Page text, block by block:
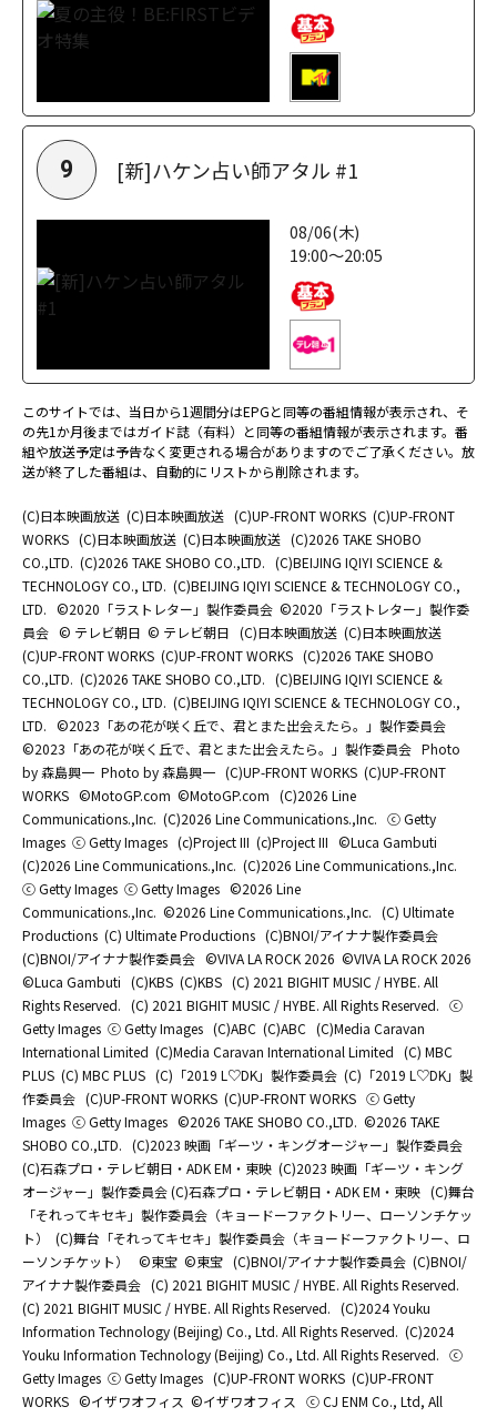
9 [新]ハケン占い師アタル #1
08/06(木)
19:00～20:05
このサイトでは、当日から1週間分はEPGと同等の番組情報が表示され、そ
の先1か月後まではガイド誌（有料）と同等の番組情報が表示されます。番
組や放送予定は予告なく変更される場合がありますのでご了承ください。放
送が終了した番組は、自動的にリストから削除されます。
(C)日本映画放送 (C)日本映画放送 (C)UP-FRONT WORKS (C)UP-FRONT
WORKS (C)日本映画放送 (C)日本映画放送 (C)2026 TAKE SHOBO
CO.,LTD. (C)2026 TAKE SHOBO CO.,LTD. (C)BEIJING IQIYI SCIENCE &
TECHNOLOGY CO., LTD. (C)BEIJING IQIYI SCIENCE & TECHNOLOGY CO.,
LTD. ©2020「ラストレター」製作委員会 ©2020「ラストレター」製作委
員会 © テレビ朝日 © テレビ朝日 (C)日本映画放送 (C)日本映画放送
(C)UP-FRONT WORKS (C)UP-FRONT WORKS (C)2026 TAKE SHOBO
CO.,LTD. (C)2026 TAKE SHOBO CO.,LTD. (C)BEIJING IQIYI SCIENCE &
TECHNOLOGY CO., LTD. (C)BEIJING IQIYI SCIENCE & TECHNOLOGY CO.,
LTD. ©2023「あの花が咲く丘で、君とまた出会えたら。」製作委員会
©2023「あの花が咲く丘で、君とまた出会えたら。」製作委員会 Photo
by 森島興一 Photo by 森島興一 (C)UP-FRONT WORKS (C)UP-FRONT
WORKS ©MotoGP.com ©MotoGP.com (C)2026 Line
Communications.,Inc. (C)2026 Line Communications.,Inc. ⓒ Getty
Images ⓒ Getty Images (c)Project III (c)Project III ©Luca Gambuti
(C)2026 Line Communications.,Inc. (C)2026 Line Communications.,Inc.
ⓒ Getty Images ⓒ Getty Images ©2026 Line
Communications.,Inc. ©2026 Line Communications.,Inc. (C) Ultimate
Productions (C) Ultimate Productions (C)BNOI/アイナナ製作委員会
(C)BNOI/アイナナ製作委員会 ©️VIVA LA ROCK 2026 ©️VIVA LA ROCK 2026
©Luca Gambuti (C)KBS (C)KBS (C) 2021 BIGHIT MUSIC / HYBE. All
Rights Reserved. (C) 2021 BIGHIT MUSIC / HYBE. All Rights Reserved. ⓒ
Getty Images ⓒ Getty Images (C)ABC (C)ABC (C)Media Caravan
International Limited (C)Media Caravan International Limited (C) MBC
PLUS (C) MBC PLUS (C)「2019 L♡DK」製作委員会 (C)「2019 L♡DK」製
作委員会 (C)UP-FRONT WORKS (C)UP-FRONT WORKS ⓒ Getty
Images ⓒ Getty Images ©2026 TAKE SHOBO CO.,LTD. ©2026 TAKE
SHOBO CO.,LTD. (C)2023 映画「ギーツ・キングオージャー」製作委員会
(C)石森プロ・テレビ朝日・ADK EM・東映 (C)2023 映画「ギーツ・キング
オージャー」製作委員会 (C)石森プロ・テレビ朝日・ADK EM・東映 (C)舞台
「それってキセキ」製作委員会（キョードーファクトリー、ローソンチケッ
ト）
(C)舞台「それってキセキ」製作委員会（キョードーファクトリー、ロ
ーソンチケット）
©東宝 ©東宝 (C)BNOI/アイナナ製作委員会 (C)BNOI/
アイナナ製作委員会 (C) 2021 BIGHIT MUSIC / HYBE. All Rights Reserved.
(C) 2021 BIGHIT MUSIC / HYBE. All Rights Reserved. (C)2024 Youku
Information Technology (Beijing) Co., Ltd. All Rights Reserved. (C)2024
Youku Information Technology (Beijing) Co., Ltd. All Rights Reserved. ⓒ
Getty Images ⓒ Getty Images (C)UP-FRONT WORKS (C)UP-FRONT
WORKS ©イザワオフィス ©イザワオフィス
ⓒ CJ ENM Co., Ltd, All